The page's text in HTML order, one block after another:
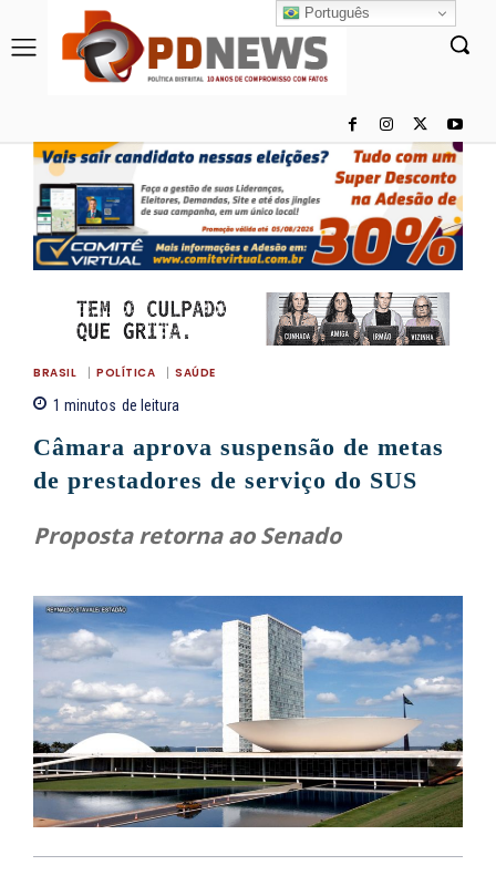
BRASIL POLÍTICA SAÚDE
1 minutos de leitura
Câmara aprova suspensão de metas
de prestadores de serviço do SUS
Proposta retorna ao Senado
Português